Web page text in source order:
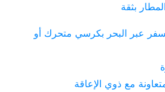
بثقة
عبر البحر بكرسي متحرك أو
مع ذوي الإعاقة